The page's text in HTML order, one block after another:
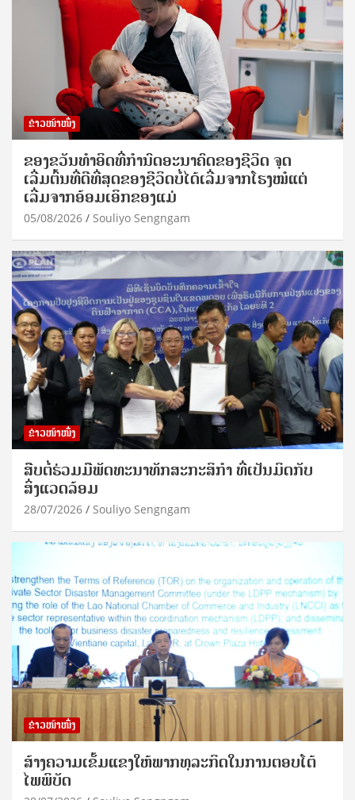
ຂ່າວໜ້າໜຶ່ງ
ຂອງຂວັນທໍາອິດທີ່ກໍານົດອະນາຄົດຂອງຊີວິດ ຈຸດ
ເລີ່ມຕົ້ນທີ່ດີທີ່ສຸດຂອງຊີວິດບໍ່ໄດ້ເລີ່ມຈາກໂຮງໝໍແຕ່
ເລີ່ມຈາກອ້ອມເອິກຂອງແມ່
05/08/2026 Souliyo Sengngam
ຂ່າວໜ້າໜຶ່ງ
ສືບຕໍ່ຮ່ວມມືພັດທະນາທັກສະກະສິກຳ ທີ່ເປັນມິດກັບ
ສິ່ງແວດລ້ອມ
28/07/2026 Souliyo Sengngam
ຂ່າວໜ້າໜຶ່ງ
ສ້າງຄວາມເຂັ້ມແຂງໃຫ້ພາກທຸລະກິດໃນການຕອບໂຕ້
ໄພພິບັດ